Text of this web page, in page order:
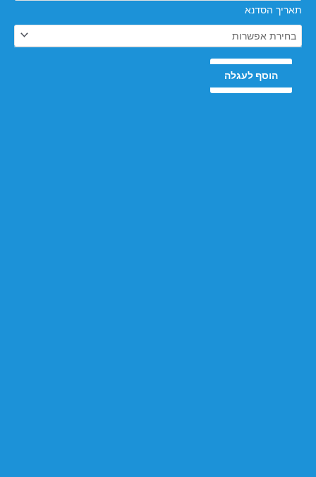
תאריך הסדנא
פריסטייל
סנובורד
מאיירהופן
הוסף לעגלה